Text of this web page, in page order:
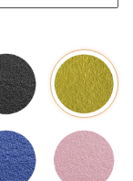
Schwarz